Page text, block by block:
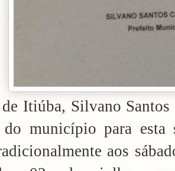
Itiúba, Silvano
município para esta
aos